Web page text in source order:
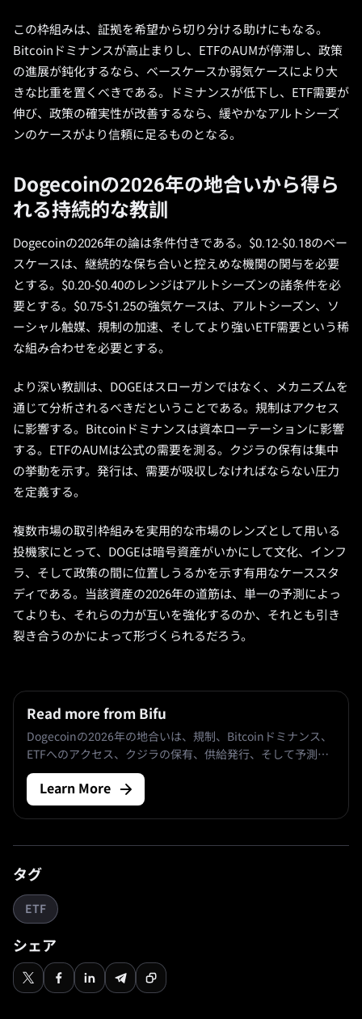
この枠組みは、証拠を希望から切り分ける助けにもなる。
Bitcoinドミナンスが高止まりし、ETFのAUMが停滞し、政策
の進展が鈍化するなら、ベースケースか弱気ケースにより大
きな比重を置くべきである。ドミナンスが低下し、ETF需要が
伸び、政策の確実性が改善するなら、緩やかなアルトシーズ
ンのケースがより信頼に足るものとなる。
Dogecoinの2026年の地合いから得ら
れる持続的な教訓
Dogecoinの2026年の論は条件付きである。$0.12-$0.18のベー
スケースは、継続的な保ち合いと控えめな機関の関与を必要
とする。$0.20-$0.40のレンジはアルトシーズンの諸条件を必
要とする。$0.75-$1.25の強気ケースは、アルトシーズン、ソ
ーシャル触媒、規制の加速、そしてより強いETF需要という稀
な組み合わせを必要とする。
より深い教訓は、DOGEはスローガンではなく、メカニズムを
通じて分析されるべきだということである。規制はアクセス
に影響する。Bitcoinドミナンスは資本ローテーションに影響
する。ETFのAUMは公式の需要を測る。クジラの保有は集中
の挙動を示す。発行は、需要が吸収しなければならない圧力
を定義する。
複数市場の取引枠組みを実用的な市場のレンズとして用いる
投機家にとって、DOGEは暗号資産がいかにして文化、インフ
ラ、そして政策の間に位置しうるかを示す有用なケーススタ
ディである。当該資産の2026年の道筋は、単一の予測によっ
てよりも、それらの力が互いを強化するのか、それとも引き
裂き合うのかによって形づくられるだろう。
Read more from Bifu
Dogecoinの2026年の地合いは、規制、Bitcoinドミナンス、
ETFへのアクセス、クジラの保有、供給発行、そして予測の
分散という観点から整理される。本稿は、ベース・アルトシ
ーズン・テールの各シナリオを切り分けつつ、マルチアセッ
トの投機家にとって各論点を裏付けるか弱めるかを示す指標
Learn More
タグ
ETF
シェア